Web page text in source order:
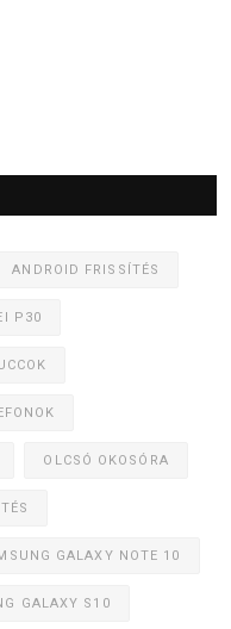
ANDROID FRISSÍTÉS
P30
OLCSÓ OKOSÓRA
GALAXY NOTE 10
GALAXY S10